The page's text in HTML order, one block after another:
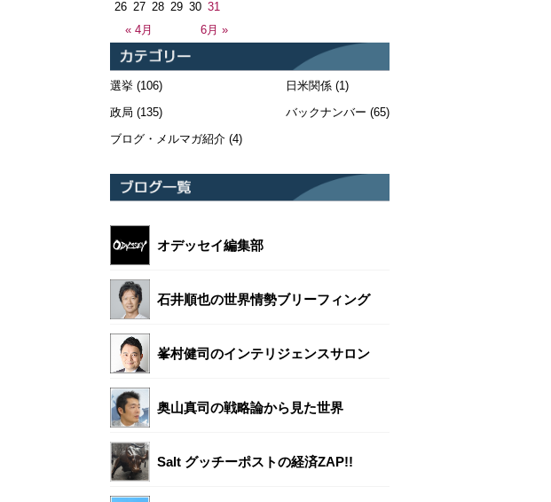
« 4月 6月 »
26 27 28 29 30 31
選挙 (106)
政局 (135)
ブログ・メルマガ紹介 (4)
日米関係(1)
バックナンバー (65)
オデッセイ編集部
石井順也の世界情勢ブリーフィング
峯村健司のインテリジェンスサロン
奥山真司の戦略論から見た世界
Salt グッチーポストの経済ZAP!!